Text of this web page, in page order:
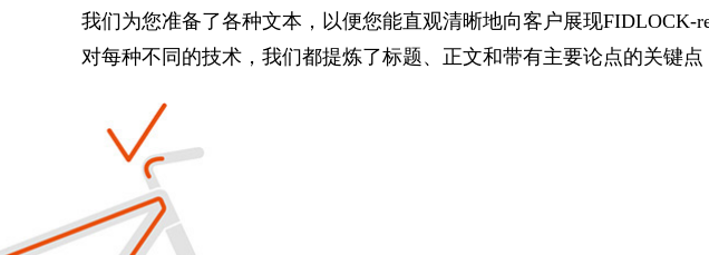
我们为您准备了各种文本，以便您能直观清晰地向客户展现
对每种不同的技术，我们都提炼了标题、正文和带有主要论点的关键